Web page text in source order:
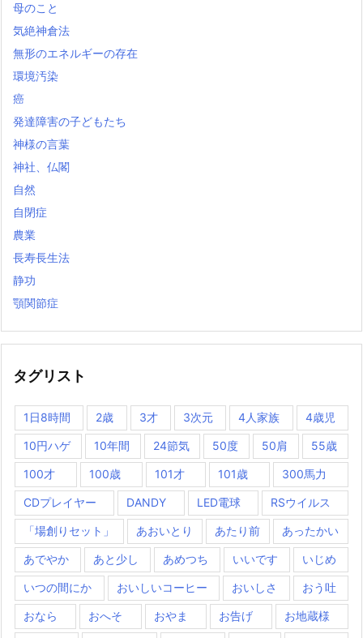
母のこと
気絶神倉法
無形のエネルギーの存在
環境汚染
癌
発達障害の子どもたち
神様の言葉
神社、仏閣
自然
自閉症
農業
長寿長生法
静功
顎関節症
タグリスト
1日8時間 2歳 3才 3次元 4人家族 4歳児
10円ハゲ 10年間 24節気 50度 50肩 55歳
100才 100歳 101才 101歳 300馬力
CDプレイヤー DANDY LED電球 RSウイルス
「場創りセット」 あおいとり あたり前 あったかい
あでやか あと少し あめつち いいです いじめ
いつの間にか おいしいコーヒー おいしさ おう吐
おなら おへそ おやま お告げ お地蔵様